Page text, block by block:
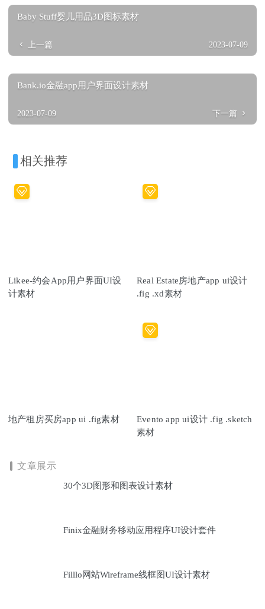
Baby Stuff婴儿用品3D图标素材
上一篇 2023-07-09
Bank.io金融app用户界面设计素材
2023-07-09 下一篇
相关推荐
Likee-约会App用户界面UI设
计素材
Real Estate房地产app ui设计
.fig .xd素材
地产租房买房app ui .fig素材
Evento app ui设计 .fig .sketch
素材
文章展示
30个3D图形和图表设计素材
Finix金融财务移动应用程序UI设计套件
Filllo网站Wireframe线框图UI设计素材